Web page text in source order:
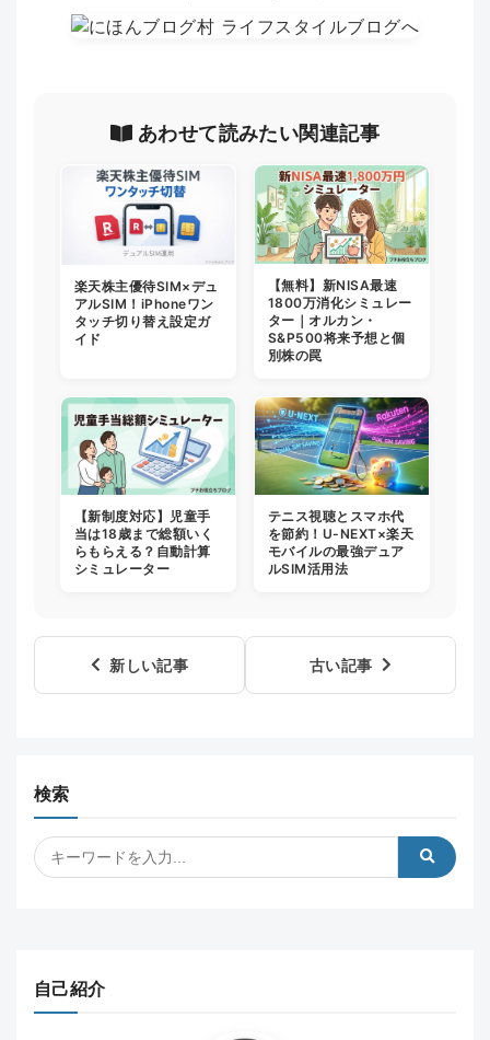
あわせて読みたい関連記事
楽天株主優待SIM×デュ
アルSIM！iPhoneワン
タッチ切り替え設定ガ
イド
【無料】新NISA最速
1800万消化シミュレー
ター｜オルカン・
S&P500将来予想と個
別株の罠
【新制度対応】児童手
当は18歳まで総額いく
らもらえる？自動計算
シミュレーター
テニス視聴とスマホ代
を節約！U-NEXT×楽天
モバイルの最強デュア
ルSIM活用法
新しい記事 古い記事
検索
自己紹介